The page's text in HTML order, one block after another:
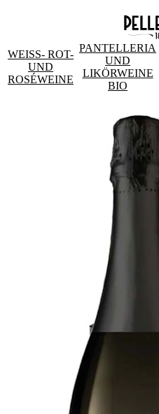
WEISS- ROT- U
ND R
OSÉWEINE
PANTELLERIA
UND
LIKÖRWEINE
BIO